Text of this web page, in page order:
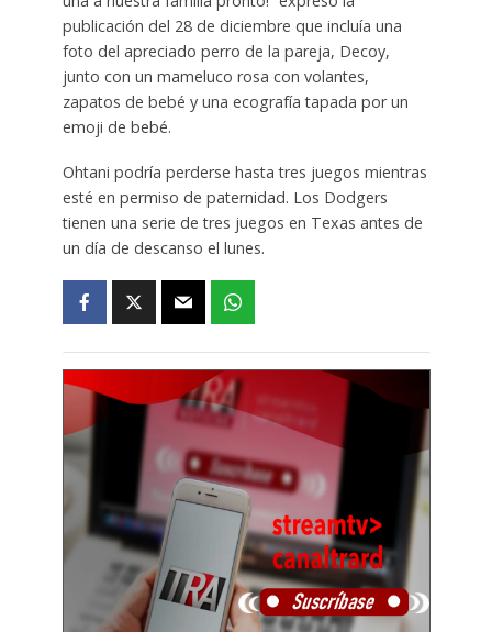
publicación del 28 de diciembre que incluía una
foto del apreciado perro de la pareja, Decoy,
junto con un mameluco rosa con volantes,
zapatos de bebé y una ecografía tapada por un
emoji de bebé.
Ohtani podría perderse hasta tres juegos mientras
esté en permiso de paternidad. Los Dodgers
tienen una serie de tres juegos en Texas antes de
un día de descanso el lunes.